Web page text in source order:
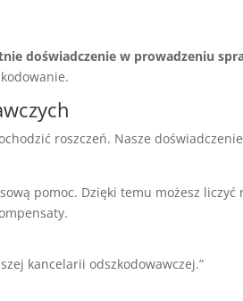
doświadczenie w prowadzeniu
roszczeń. Nasze
pomoc. Dzięki temu możesz
kancelarii odszkodowawczej.”